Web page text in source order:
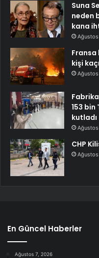
Suna
neden
kana
Fransa
kişi
153 bin
kutladı
CHP
En Güncel Haberler
Ağustos 7, 2026